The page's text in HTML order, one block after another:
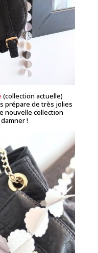
(collection actuelle)
prépare de très jolies
nouvelle collection
!